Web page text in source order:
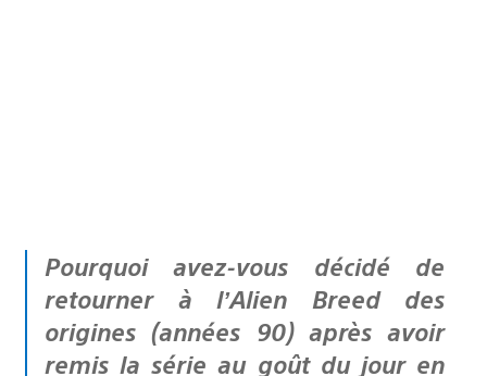
Pourquoi avez-vous décidé de
retourner à l’Alien Breed des
origines (années 90) après avoir
remis la série au goût du jour en